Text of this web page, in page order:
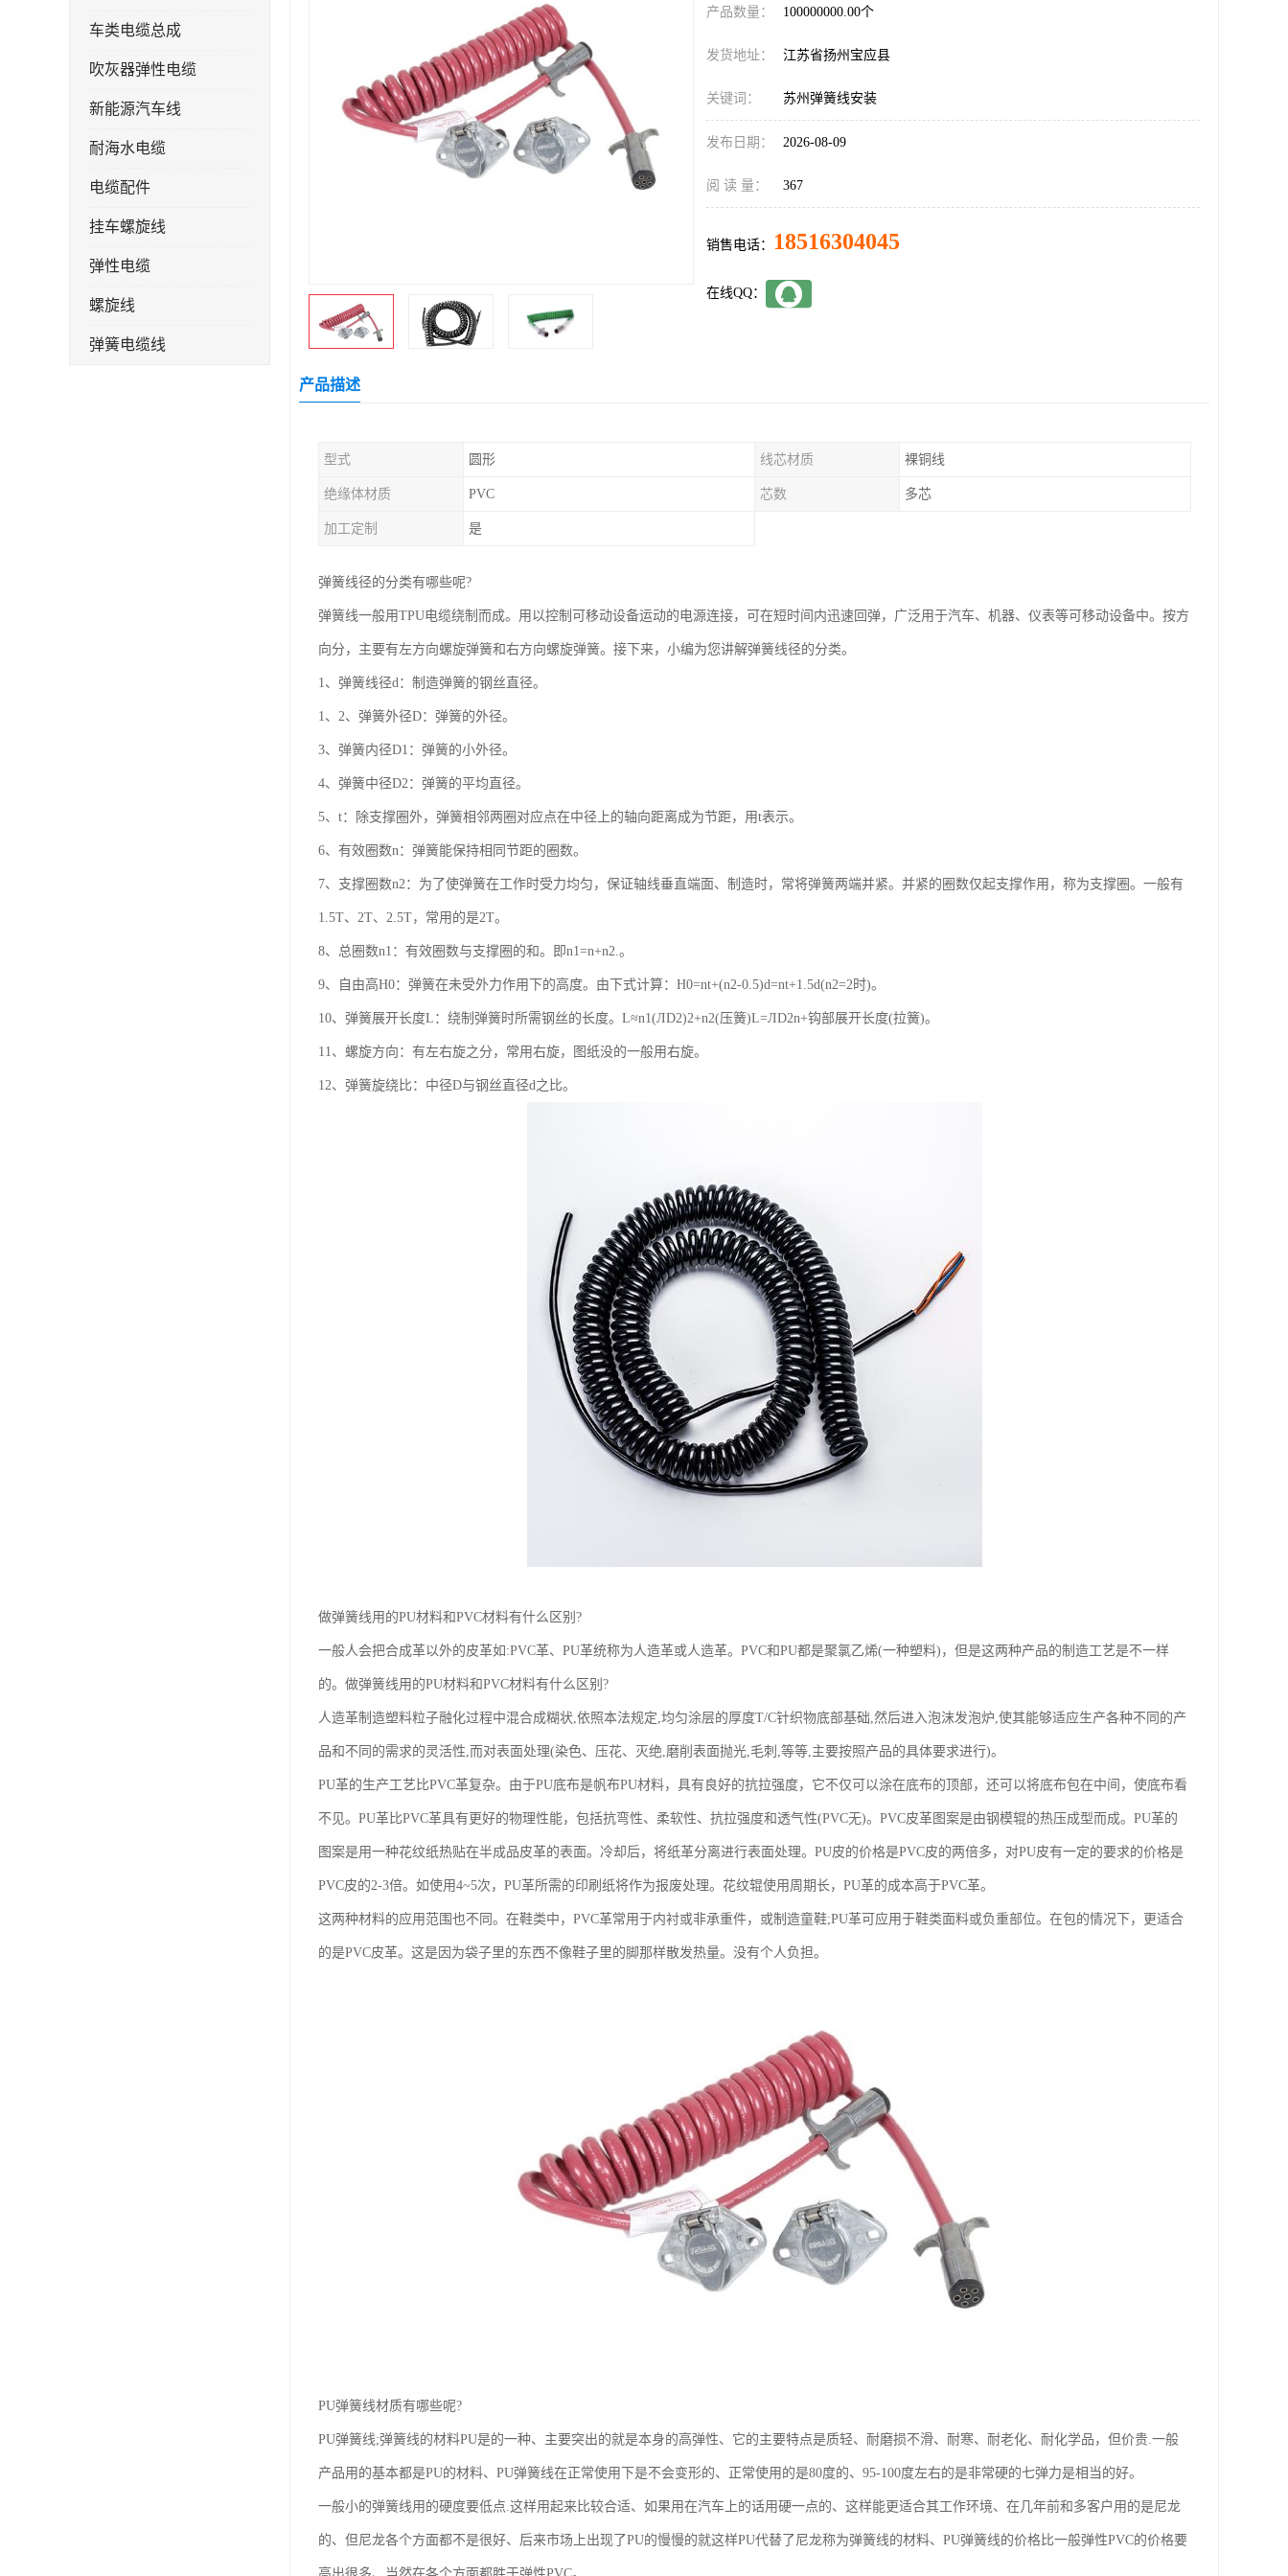
车类电缆总成
吹灰器弹性电缆
新能源汽车线
耐海水电缆
电缆配件
挂车螺旋线
弹性电缆
螺旋线
弹簧电缆线
产品数量： 100000000.00个
发货地址： 江苏省扬州宝应县
关键词： 苏州弹簧线安装
发布日期： 2026-08-09
阅 读 量： 367
销售电话： 18516304045
在线QQ：
产品描述
型式 圆形 线芯材质 裸铜线
绝缘体材质 PVC 芯数 多芯
加工定制 是
弹簧线径的分类有哪些呢?
弹簧线一般用TPU电缆绕制而成。用以控制可移动设备运动的电源连接，可在短时间内迅速回弹，广泛用于汽车、机器、仪表等可移动设备中。按方
向分，主要有左方向螺旋弹簧和右方向螺旋弹簧。接下来，小编为您讲解弹簧线径的分类。
1、弹簧线径d：制造弹簧的钢丝直径。
1、2、弹簧外径D：弹簧的外径。
3、弹簧内径D1：弹簧的小外径。
4、弹簧中径D2：弹簧的平均直径。
5、t：除支撑圈外，弹簧相邻两圈对应点在中径上的轴向距离成为节距，用t表示。
6、有效圈数n：弹簧能保持相同节距的圈数。
7、支撑圈数n2：为了使弹簧在工作时受力均匀，保证轴线垂直端面、制造时，常将弹簧两端并紧。并紧的圈数仅起支撑作用，称为支撑圈。一般有
1.5T、2T、2.5T，常用的是2T。
8、总圈数n1：有效圈数与支撑圈的和。即n1=n+n2.。
9、自由高H0：弹簧在未受外力作用下的高度。由下式计算：H0=nt+(n2-0.5)d=nt+1.5d(n2=2时)。
10、弹簧展开长度L：绕制弹簧时所需钢丝的长度。L≈n1(ЛD2)2+n2(压簧)L=ЛD2n+钩部展开长度(拉簧)。
11、螺旋方向：有左右旋之分，常用右旋，图纸没的一般用右旋。
12、弹簧旋绕比：中径D与钢丝直径d之比。
做弹簧线用的PU材料和PVC材料有什么区别?
一般人会把合成革以外的皮革如:PVC革、PU革统称为人造革或人造革。PVC和PU都是聚氯乙烯(一种塑料)，但是这两种产品的制造工艺是不一样
的。做弹簧线用的PU材料和PVC材料有什么区别?
人造革制造塑料粒子融化过程中混合成糊状,依照本法规定,均匀涂层的厚度T/C针织物底部基础,然后进入泡沫发泡炉,使其能够适应生产各种不同的产
品和不同的需求的灵活性,而对表面处理(染色、压花、灭绝,磨削表面抛光,毛刺,等等,主要按照产品的具体要求进行)。
PU革的生产工艺比PVC革复杂。由于PU底布是帆布PU材料，具有良好的抗拉强度，它不仅可以涂在底布的顶部，还可以将底布包在中间，使底布看
不见。PU革比PVC革具有更好的物理性能，包括抗弯性、柔软性、抗拉强度和透气性(PVC无)。PVC皮革图案是由钢模辊的热压成型而成。PU革的
图案是用一种花纹纸热贴在半成品皮革的表面。冷却后，将纸革分离进行表面处理。PU皮的价格是PVC皮的两倍多，对PU皮有一定的要求的价格是
PVC皮的2-3倍。如使用4~5次，PU革所需的印刷纸将作为报废处理。花纹辊使用周期长，PU革的成本高于PVC革。
这两种材料的应用范围也不同。在鞋类中，PVC革常用于内衬或非承重件，或制造童鞋;PU革可应用于鞋类面料或负重部位。在包的情况下，更适合
的是PVC皮革。这是因为袋子里的东西不像鞋子里的脚那样散发热量。没有个人负担。
PU弹簧线材质有哪些呢?
PU弹簧线;弹簧线的材料PU是的一种、主要突出的就是本身的高弹性、它的主要特点是质轻、耐磨损不滑、耐寒、耐老化、耐化学品，但价贵.一般
产品用的基本都是PU的材料、PU弹簧线在正常使用下是不会变形的、正常使用的是80度的、95-100度左右的是非常硬的七弹力是相当的好。
一般小的弹簧线用的硬度要低点.这样用起来比较合适、如果用在汽车上的话用硬一点的、这样能更适合其工作环境、在几年前和多客户用的是尼龙
的、但尼龙各个方面都不是很好、后来市场上出现了PU的慢慢的就这样PU代替了尼龙称为弹簧线的材料、PU弹簧线的价格比一般弹性PVC的价格要